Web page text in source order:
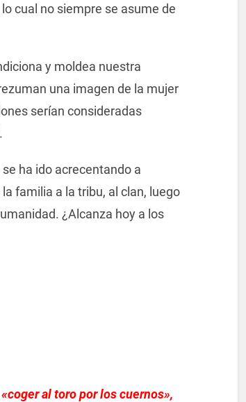
cual no siempre se asume de
y moldea nuestra
una imagen de la mujer
serían consideradas
ha ido acrecentando a
familia a la tribu, al clan, luego
¿Alcanza hoy a los
al toro por los cuernos»,